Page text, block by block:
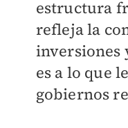
estructura
refleja la
inversiones
es a lo que
gobiernos